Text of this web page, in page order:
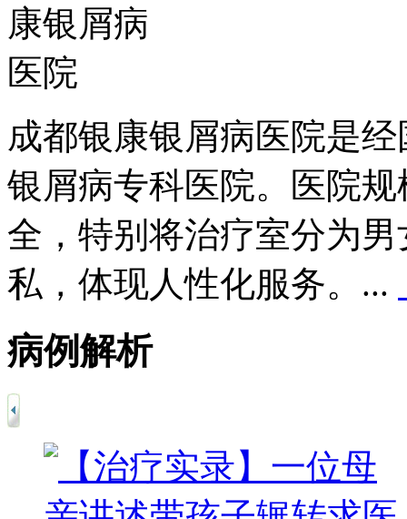
成都银康银屑病医院是
银屑病专科医院。医院
全，特别将治疗室分为
私，体现人性化服务。...
病例解析